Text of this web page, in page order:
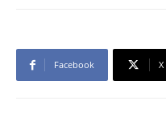
Facebook X